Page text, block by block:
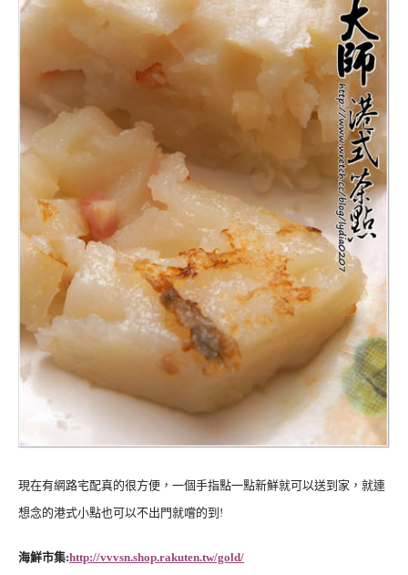
現在有網路宅配真的很方便，一個手指點一點新鮮就可以送到家，就連
想念的港式小點也可以不出門就嚐的到!
海鮮市集:http://vvvsn.shop.rakuten.tw/gold/